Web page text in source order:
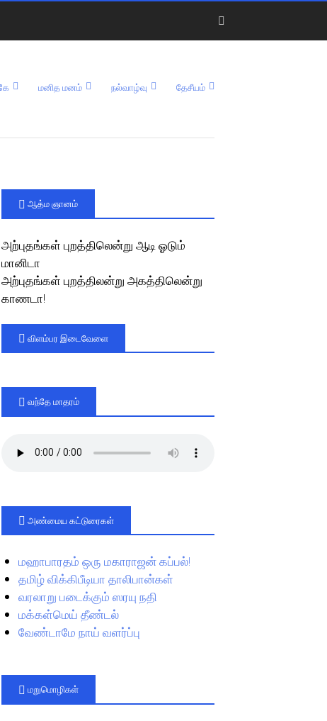
மனித மனம் நல்வாழ்வு தேசீயம்
ஆத்ம ஞானம்
அற்புதங்கள் புறத்திலென்று ஆடி ஓடும்
மானிடா
அற்புதங்கள் புறத்திலன்று அகத்திலென்று
காணடா!
விளம்பர இடைவேளை
வந்தே மாதரம்
அண்மைய கட்டுரைகள்
மஹாபாரதம் ஒரு மகாராஜன் கப்பல்!
தமிழ் விக்கிபீடியா தாலிபான்கள்
வரலாறு படைக்கும் ஸரயு நதி
மக்கள்மெய் தீண்டல்
வேண்டாமே நாய் வளர்ப்பு
மறுமொழிகள்